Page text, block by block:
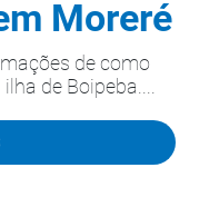
de como
de Boipeba....
Moreré